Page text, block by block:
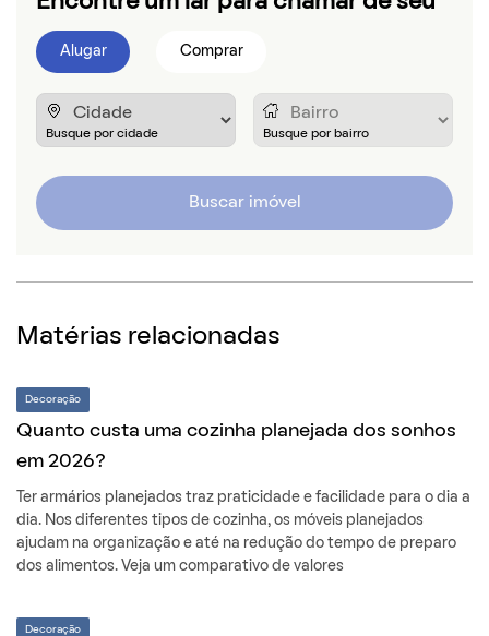
Alugar Comprar
Buscar imóvel
Matérias relacionadas
Decoração
Quanto custa uma cozinha planejada dos sonhos
em 2026?
Ter armários planejados traz praticidade e facilidade para o dia a
dia. Nos diferentes tipos de cozinha, os móveis planejados
ajudam na organização e até na redução do tempo de preparo
dos alimentos. Veja um comparativo de valores
Decoração